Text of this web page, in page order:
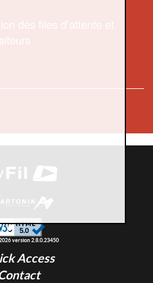
des files d'attente et
version 2.8.0.23450
Access